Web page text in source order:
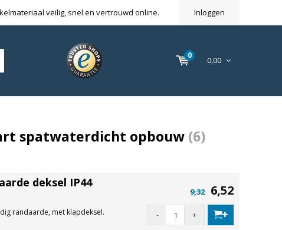
veilig, snel en vertrouwd online. Inloggen
0 0,00
spatwaterdicht opbouw (6)
deksel IP44
randaarde, met klapdeksel.
9,32 6,52
- +